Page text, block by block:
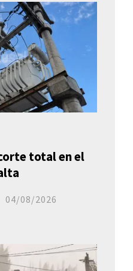
total en el
04/08/2026